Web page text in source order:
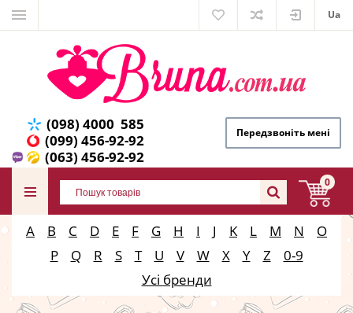
Ua
(098) 4000 585
(099) 456-92-92
(063) 456-92-92
Передзвоніть мені
0
A B C D E F G H I J K L M N
O
P
Q R S T U V W X Y Z
0-9
Усі бренди